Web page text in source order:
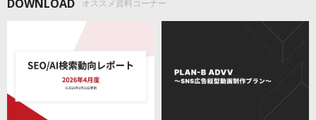
DOWNLOAD オススメ資料コーナー